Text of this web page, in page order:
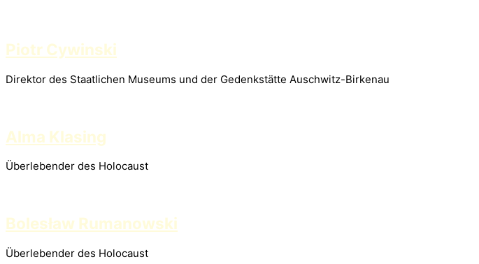
Piotr Cywinski
Direktor des Staatlichen Museums und der Gedenkstätte Auschwitz-Birkenau
Alma Klasing
Überlebender des Holocaust
Bolesław Rumanowski
Überlebender des Holocaust